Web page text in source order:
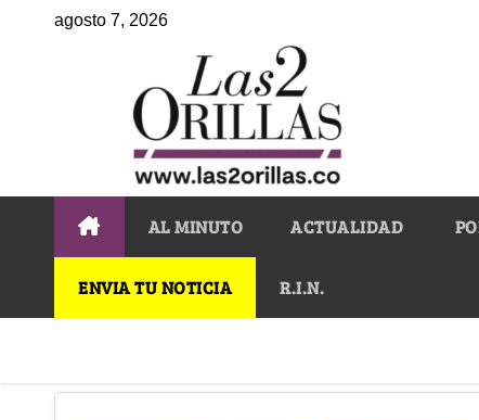
agosto 7, 2026
AL MINUTO ACTUALIDAD
ENVIA TU NOTICIA R.I.N.